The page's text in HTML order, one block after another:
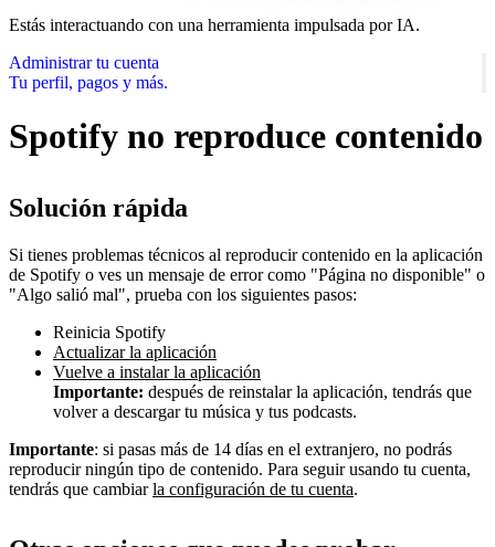
Estás interactuando con una herramienta impulsada por IA.
Administrar tu cuenta
Tu perfil, pagos y más.
Spotify no reproduce contenido
Solución rápida
Si tienes problemas técnicos al reproducir contenido en la aplicación
de Spotify o ves un mensaje de error como "Página no disponible" o
"Algo salió mal", prueba con los siguientes pasos:
Reinicia Spotify
Actualizar la aplicación
Vuelve a instalar la aplicación
Importante: después de reinstalar la aplicación, tendrás que
volver a descargar tu música y tus podcasts.
Importante: si pasas más de 14 días en el extranjero, no podrás
reproducir ningún tipo de contenido. Para seguir usando tu cuenta,
tendrás que cambiarla configuración de tu cuenta.